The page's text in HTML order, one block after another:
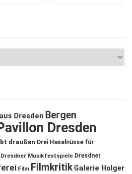
Dresden Bergen
Dresden
draußen Drei Haselnüsse für
Dresdner Musikfestspiele Dresdner
Film Filmkritik Galerie Holger